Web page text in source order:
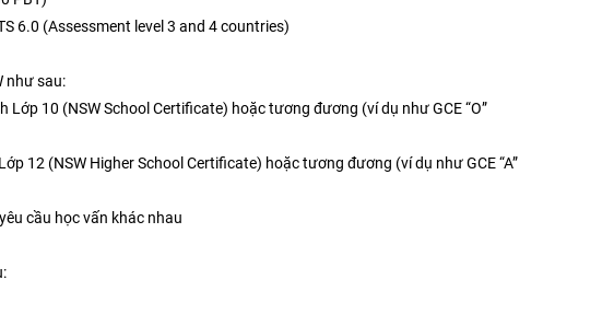
6.0 (Assessment level 3 and 4 countries)
như sau:
10 (NSW School Certificate) hoặc tương đương (ví dụ như GCE “O”
12 (NSW Higher School Certificate) hoặc tương đương (ví dụ như GCE “A”
cầu học vấn khác nhau